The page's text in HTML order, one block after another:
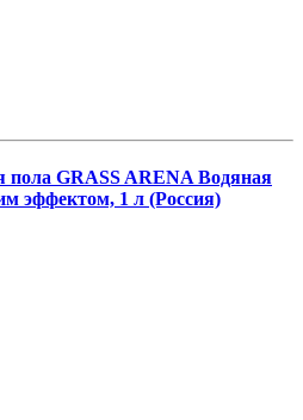
пола GRASS ARENA Водяная
эффектом, 1 л (Россия)